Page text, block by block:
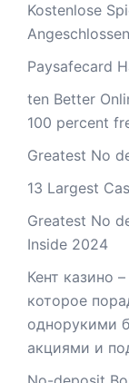
Kostenlose
Paysafecard
ten Better
100 percent
Greatest No
13 Largest
Greatest No
Inside 2024
Кент казино
которое
однорукими
акциями и